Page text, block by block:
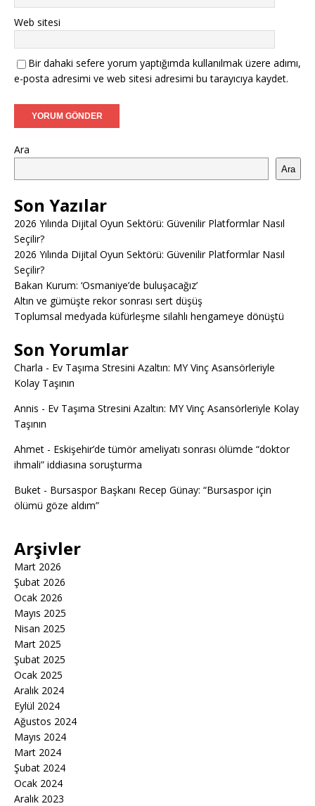
Web sitesi
Bir dahaki sefere yorum yaptığımda kullanılmak üzere adımı,
e-posta adresimi ve web sitesi adresimi bu tarayıcıya kaydet.
Ara
Ara
Son Yazılar
2026 Yılında Dijital Oyun Sektörü: Güvenilir Platformlar Nasıl
Seçilir?
2026 Yılında Dijital Oyun Sektörü: Güvenilir Platformlar Nasıl
Seçilir?
Bakan Kurum: ‘Osmaniye’de buluşacağız’
Altın ve gümüşte rekor sonrası sert düşüş
Toplumsal medyada küfürleşme silahlı hengameye dönüştü
Son Yorumlar
Charla - Ev Taşıma Stresini Azaltın: MY Vinç Asansörleriyle
Kolay Taşının
Annis - Ev Taşıma Stresini Azaltın: MY Vinç Asansörleriyle Kolay
Taşının
Ahmet - Eskişehir’de tümör ameliyatı sonrası ölümde “doktor
ihmali” iddiasına soruşturma
Buket - Bursaspor Başkanı Recep Günay: “Bursaspor için
ölümü göze aldım”
Arşivler
Mart 2026
Şubat 2026
Ocak 2026
Mayıs 2025
Nisan 2025
Mart 2025
Şubat 2025
Ocak 2025
Aralık 2024
Eylül 2024
Ağustos 2024
Mayıs 2024
Mart 2024
Şubat 2024
Ocak 2024
Aralık 2023